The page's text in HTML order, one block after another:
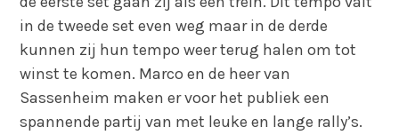
in de tweede set even weg maar in de derde
kunnen zij hun tempo weer terug halen om tot
winst te komen. Marco en de heer van
Sassenheim maken er voor het publiek een
spannende partij van met leuke en lange rally’s.